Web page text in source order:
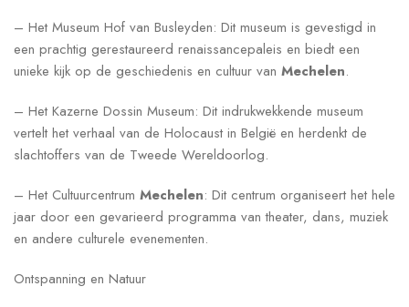
– Het Museum Hof van Busleyden: Dit museum is gevestigd in
een prachtig gerestaureerd renaissancepaleis en biedt een
unieke kijk op de geschiedenis en cultuur van Mechelen.
– Het Kazerne Dossin Museum: Dit indrukwekkende museum
vertelt het verhaal van de Holocaust in België en herdenkt de
slachtoffers van de Tweede Wereldoorlog.
– Het Cultuurcentrum Mechelen: Dit centrum organiseert het hele
jaar door een gevarieerd programma van theater, dans, muziek
en andere culturele evenementen.
Ontspanning en Natuur